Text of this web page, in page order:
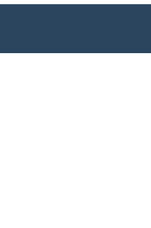
Obtenga Una